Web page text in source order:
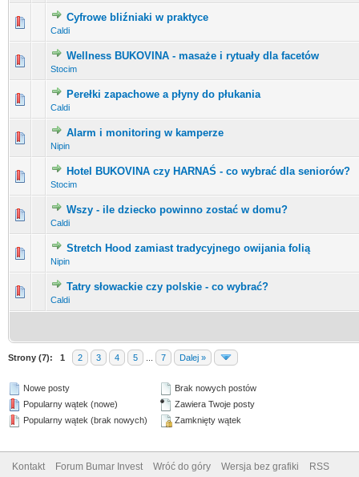
Cyfrowe bliźniaki w praktyce
Caldi
0 głosów - średnia ocena: 0 na 5 gwiazdek
12345
Wellness BUKOVINA - masaże i rytuały dla facetów
Stocim
0 głosów - średnia ocena: 0 na 5 gwiazdek
12345
Perełki zapachowe a płyny do płukania
Caldi
0 głosów - średnia ocena: 0 na 5 gwiazdek
1234 5
Alarm i monitoring w kamperze
Nipin
0 głosów - średnia ocena: 0 na 5 gwiazdek
12345
Hotel BUKOVINA czy HARNAŚ - co wybrać dla seniorów?
Stocim
0 głosów - średnia ocena: 0 na 5 gwiazdek
12345
Wszy - ile dziecko powinno zostać w domu?
Caldi
0 głosów - średnia ocena: 0 na 5 gwiazdek
12345
Stretch Hood zamiast tradycyjnego owijania folią
Nipin
0 głosów - średnia ocena: 0 na 5 gwiazdek
12345
Tatry słowackie czy polskie - co wybrać?
Caldi
0 głosów - średnia ocena: 0 na 5 gwiazdek
12345
Strony (7): 1 2 3 4 5 7 Dalej »
Nowe posty
Popularny wątek (nowe)
Popularny wątek (brak nowych)
Brak nowych postów
Zawiera Twoje posty
Zamknięty wątek
Kontakt Forum Bumar Invest Wróć do góry Wersja bez grafiki RSS